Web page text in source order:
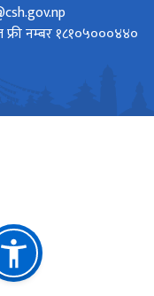
नम्बर १८१०५०००४४०